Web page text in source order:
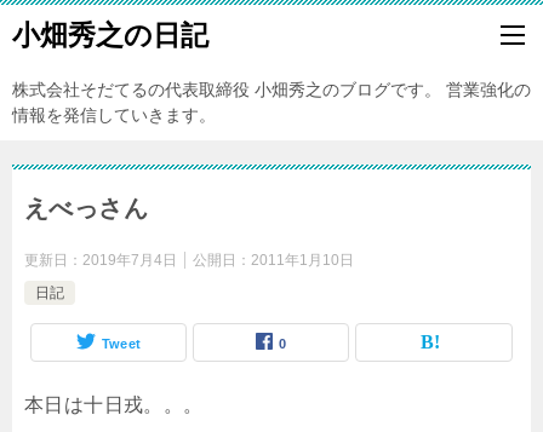
小畑秀之の日記
株式会社そだてるの代表取締役 小畑秀之のブログです。 営業強化の
情報を発信していきます。
えべっさん
更新日： 2019年7月4日 公開日： 2011年1月10日
日記
Tweet 0
本日は十日戎。。。